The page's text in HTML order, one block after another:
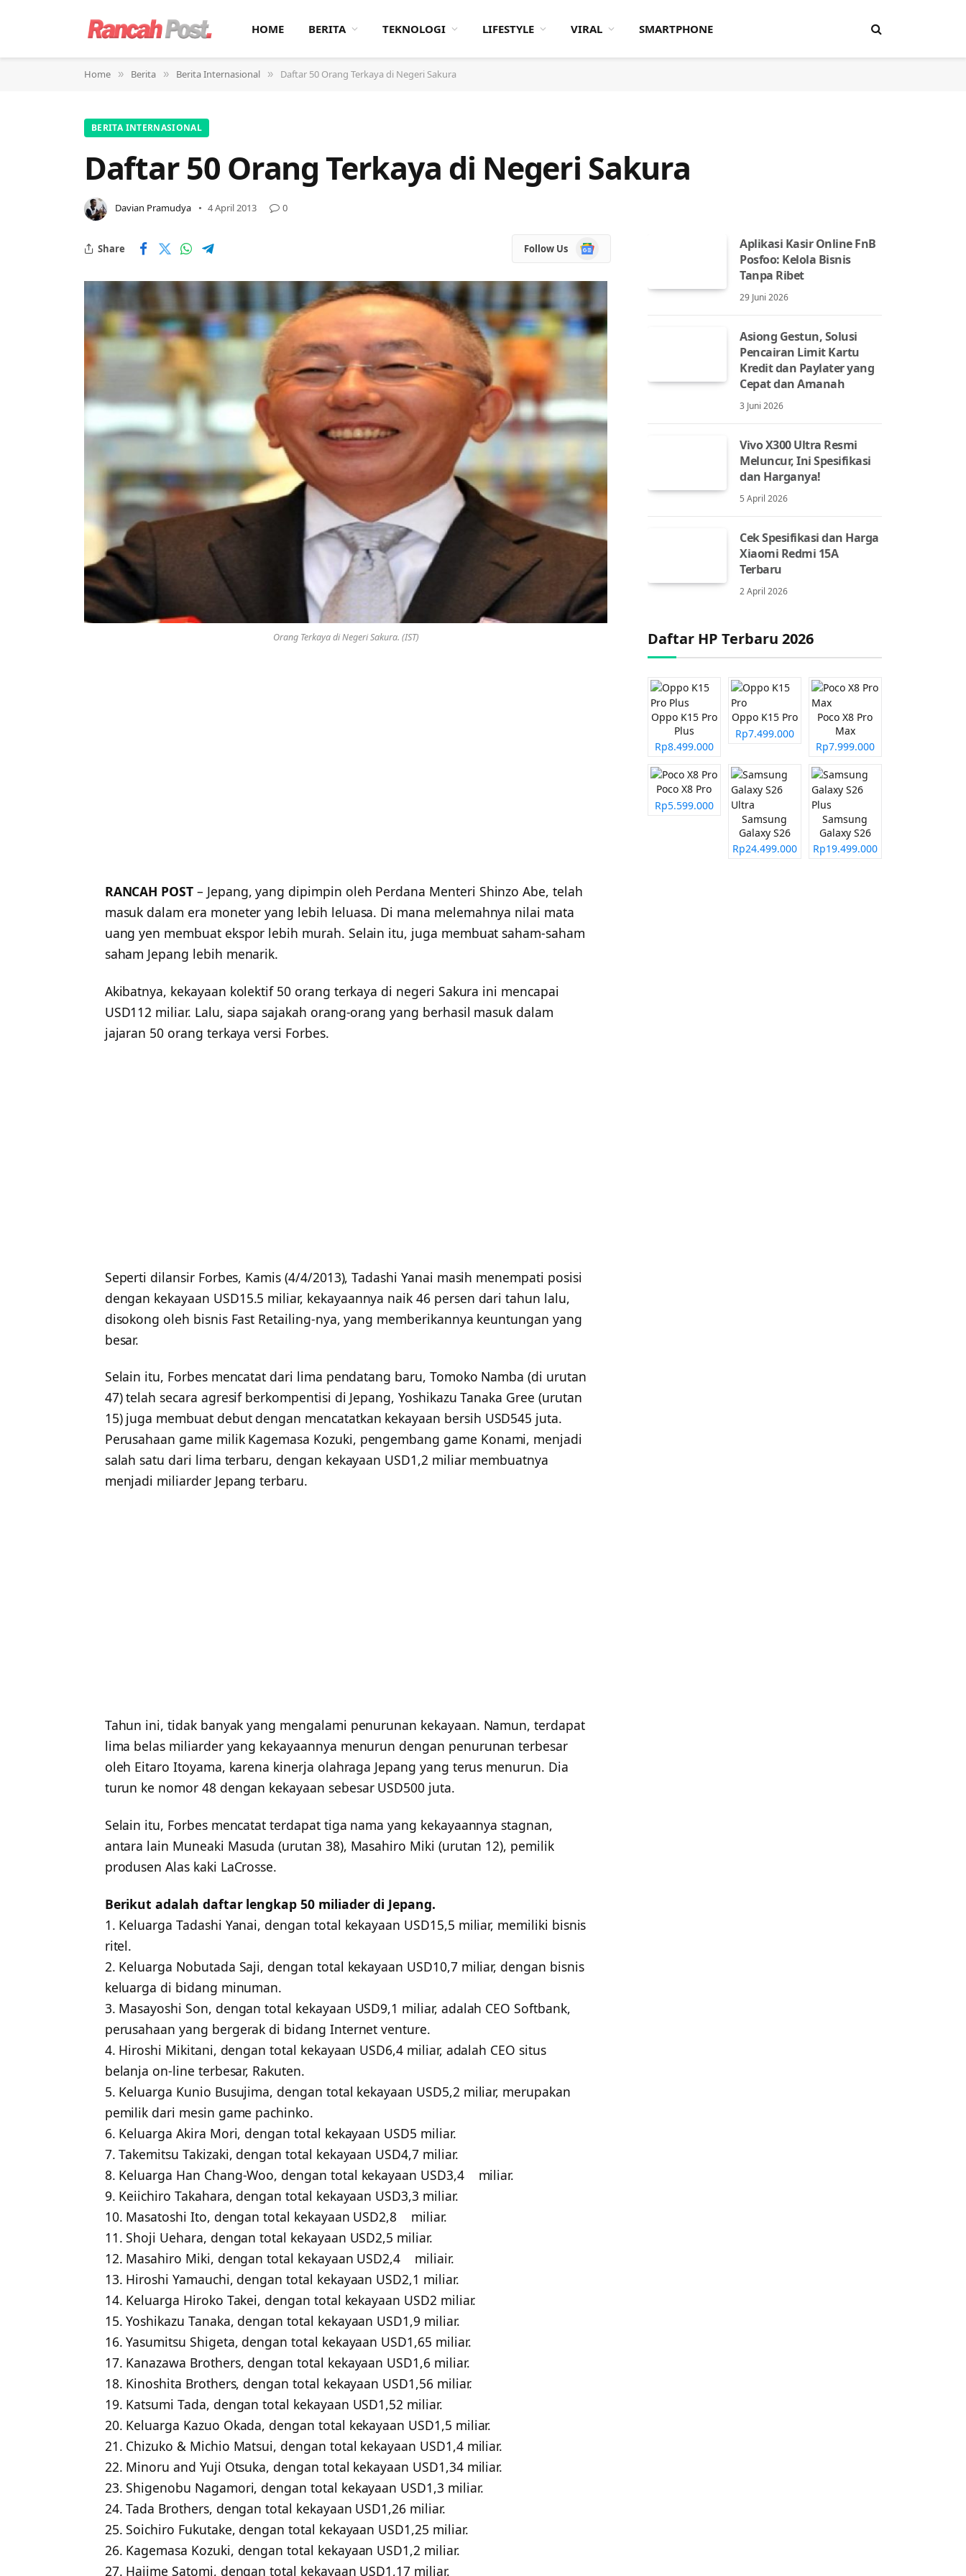
HOME BERITA TEKNOLOGI LIFESTYLE VIRAL SMARTPHONE
Home » Berita » Berita Internasional » Daftar 50 Orang Terkaya di Negeri Sakura
BERITA INTERNASIONAL
Daftar 50 Orang Terkaya di Negeri Sakura
Davian Pramudya 4 April 2013 0
Share Follow Us
Google
News
Orang Terkaya di Negeri Sakura. (IST)
RANCAH POST – Jepang, yang dipimpin oleh Perdana Menteri Shinzo Abe, telah
masuk dalam era moneter yang lebih leluasa. Di mana melemahnya nilai mata
uang yen membuat ekspor lebih murah. Selain itu, juga membuat saham-saham
saham Jepang lebih menarik.
Akibatnya, kekayaan kolektif 50 orang terkaya di negeri Sakura ini mencapai
USD112 miliar. Lalu, siapa sajakah orang-orang yang berhasil masuk dalam
jajaran 50 orang terkaya versi Forbes.
Seperti dilansir Forbes, Kamis (4/4/2013), Tadashi Yanai masih menempati posisi
dengan kekayaan USD15.5 miliar, kekayaannya naik 46 persen dari tahun lalu,
disokong oleh bisnis Fast Retailing-nya, yang memberikannya keuntungan yang
besar.
Selain itu, Forbes mencatat dari lima pendatang baru, Tomoko Namba (di urutan
47) telah secara agresif berkompentisi di Jepang, Yoshikazu Tanaka Gree (urutan
15) juga membuat debut dengan mencatatkan kekayaan bersih USD545 juta.
Perusahaan game milik Kagemasa Kozuki, pengembang game Konami, menjadi
salah satu dari lima terbaru, dengan kekayaan USD1,2 miliar membuatnya
menjadi miliarder Jepang terbaru.
Tahun ini, tidak banyak yang mengalami penurunan kekayaan. Namun, terdapat
lima belas miliarder yang kekayaannya menurun dengan penurunan terbesar
oleh Eitaro Itoyama, karena kinerja olahraga Jepang yang terus menurun. Dia
turun ke nomor 48 dengan kekayaan sebesar USD500 juta.
Selain itu, Forbes mencatat terdapat tiga nama yang kekayaannya stagnan,
antara lain Muneaki Masuda (urutan 38), Masahiro Miki (urutan 12), pemilik
produsen Alas kaki LaCrosse.
Berikut adalah daftar lengkap 50 miliader di Jepang.
1. Keluarga Tadashi Yanai, dengan total kekayaan USD15,5 miliar, memiliki bisnis
ritel.
2. Keluarga Nobutada Saji, dengan total kekayaan USD10,7 miliar, dengan bisnis
keluarga di bidang minuman.
3. Masayoshi Son, dengan total kekayaan USD9,1 miliar, adalah CEO Softbank,
perusahaan yang bergerak di bidang Internet venture.
4. Hiroshi Mikitani, dengan total kekayaan USD6,4 miliar, adalah CEO situs
belanja on-line terbesar, Rakuten.
5. Keluarga Kunio Busujima, dengan total kekayaan USD5,2 miliar, merupakan
pemilik dari mesin game pachinko.
6. Keluarga Akira Mori, dengan total kekayaan USD5 miliar.
7. Takemitsu Takizaki, dengan total kekayaan USD4,7 miliar.
8. Keluarga Han Chang-Woo, dengan total kekayaan USD3,4 miliar.
9. Keiichiro Takahara, dengan total kekayaan USD3,3 miliar.
10. Masatoshi Ito, dengan total kekayaan USD2,8 miliar.
11. Shoji Uehara, dengan total kekayaan USD2,5 miliar.
12. Masahiro Miki, dengan total kekayaan USD2,4 miliair.
13. Hiroshi Yamauchi, dengan total kekayaan USD2,1 miliar.
14. Keluarga Hiroko Takei, dengan total kekayaan USD2 miliar.
15. Yoshikazu Tanaka, dengan total kekayaan USD1,9 miliar.
16. Yasumitsu Shigeta, dengan total kekayaan USD1,65 miliar.
17. Kanazawa Brothers, dengan total kekayaan USD1,6 miliar.
18. Kinoshita Brothers, dengan total kekayaan USD1,56 miliar.
19. Katsumi Tada, dengan total kekayaan USD1,52 miliar.
20. Keluarga Kazuo Okada, dengan total kekayaan USD1,5 miliar.
21. Chizuko & Michio Matsui, dengan total kekayaan USD1,4 miliar.
22. Minoru and Yuji Otsuka, dengan total kekayaan USD1,34 miliar.
23. Shigenobu Nagamori, dengan total kekayaan USD1,3 miliar.
24. Tada Brothers, dengan total kekayaan USD1,26 miliar.
25. Soichiro Fukutake, dengan total kekayaan USD1,25 miliar.
26. Kagemasa Kozuki, dengan total kekayaan USD1,2 miliar.
27. Hajime Satomi, dengan total kekayaan USD1,17 miliar.
Aplikasi Kasir Online FnB
Posfoo: Kelola Bisnis
Tanpa Ribet
29 Juni 2026
Asiong Gestun, Solusi
Pencairan Limit Kartu
Kredit dan Paylater yang
Cepat dan Amanah
3 Juni 2026
Vivo X300 Ultra Resmi
Meluncur, Ini Spesifikasi
dan Harganya!
5 April 2026
Cek Spesifikasi dan Harga
Xiaomi Redmi 15A
Terbaru
2 April 2026
Daftar HP Terbaru 2026
Oppo K15 Pro
Plus
Rp8.499.000
Oppo K15 Pro
Rp7.499.000
Poco X8 Pro
Max
Rp7.999.000
Poco X8 Pro
Rp5.599.000
Samsung
Galaxy S26
Ultra
Rp24.499.000
Samsung
Galaxy S26
Plus
Rp19.499.000